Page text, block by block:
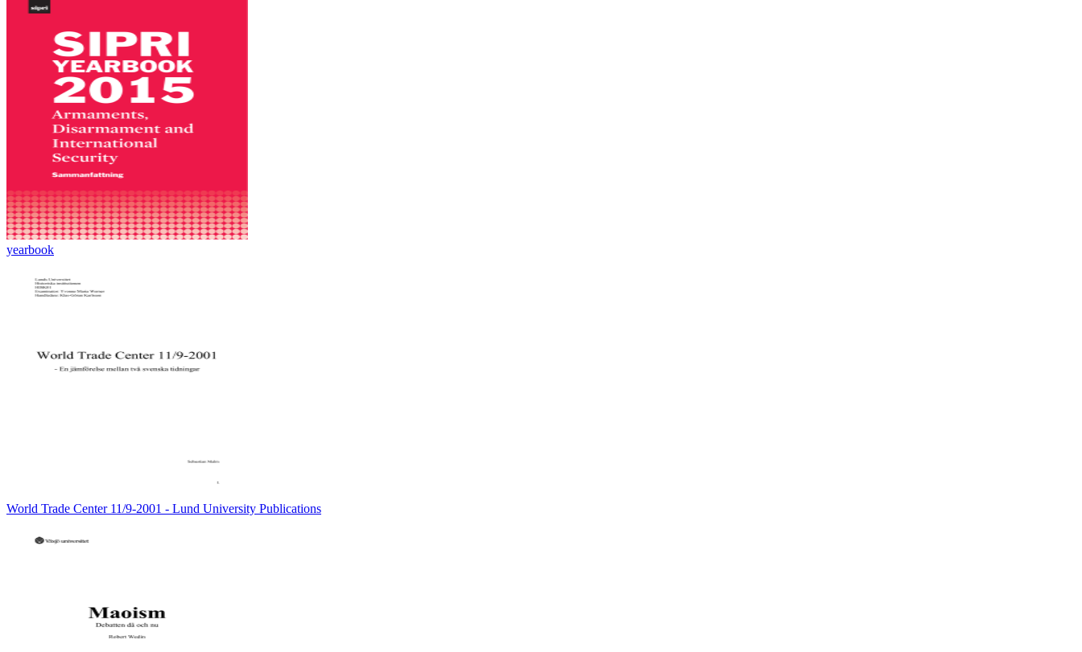
yearbook
World Trade Center 11/9-2001 - Lund University Publications